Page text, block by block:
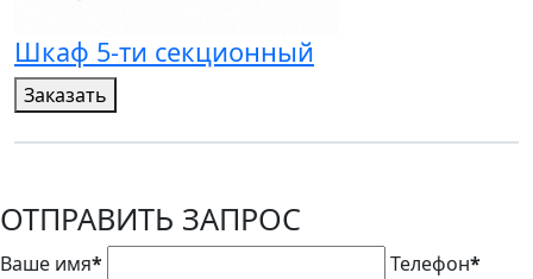
Шкаф 5-ти секционный
Заказать
ОТПРАВИТЬ ЗАПРОС
Ваше имя* Телефон*